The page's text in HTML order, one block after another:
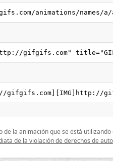
de la animación que se está
de la violación de derechos de